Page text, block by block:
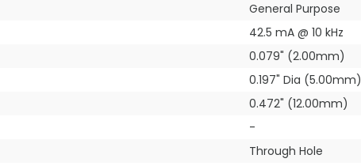
General Purpose
42.5 mA @ 10 kHz
0.079" (2.00mm)
0.197" Dia (5.00mm)
0.472" (12.00mm)
-
Through Hole